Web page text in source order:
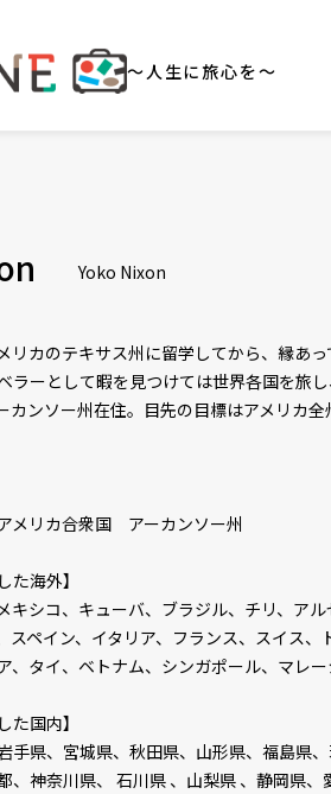
～人生に旅心を～
Yoko Nixon
リカのテキサス州に留学してから、縁あ
ラーとして暇を見つけては世界各国を旅
カンソー州在住。目先の目標はアメリカ全
メリカ合衆国 アーカンソー州
た海外】
キシコ、キューバ、ブラジル、チリ、ア
スペイン、イタリア、フランス、スイス、
、タイ、ベトナム、シンガポール、マレ
た国内】
手県、宮城県、秋田県、山形県、福島県
、神奈川県、 石川県 、山梨県 、静岡県